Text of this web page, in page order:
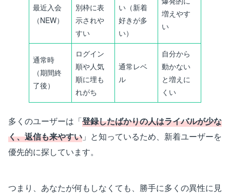
最近入会
（NEW）
別枠に表
示されや
すい
い（新着
好きが多
い）
増えやす
い
通常時
（期間終
了後）
ログイン
順や人気
順に埋も
れがち
通常レベ
ル
自分から
動かない
と増えに
くい
多くのユーザーは「登録したばかりの人はライバルが少な
く、返信も来やすい 」と知っているため、新着ユーザーを
優先的に探しています。
つまり、あなたが何もしなくても、勝手に多くの異性に見